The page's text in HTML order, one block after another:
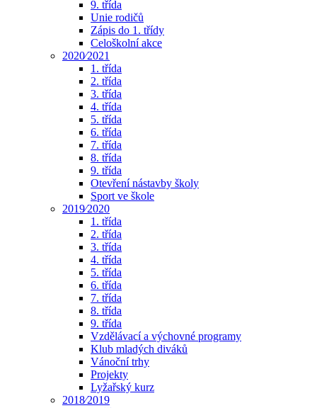
9. třída
Unie rodičů
Zápis do 1. třídy
Celoškolní akce
2020⁄2021
1. třída
2. třída
3. třída
4. třída
5. třída
6. třída
7. třída
8. třída
9. třída
Otevření nástavby školy
Sport ve škole
2019⁄2020
1. třída
2. třída
3. třída
4. třída
5. třída
6. třída
7. třída
8. třída
9. třída
Vzdělávací a výchovné programy
Klub mladých diváků
Vánoční trhy
Projekty
Lyžařský kurz
2018⁄2019